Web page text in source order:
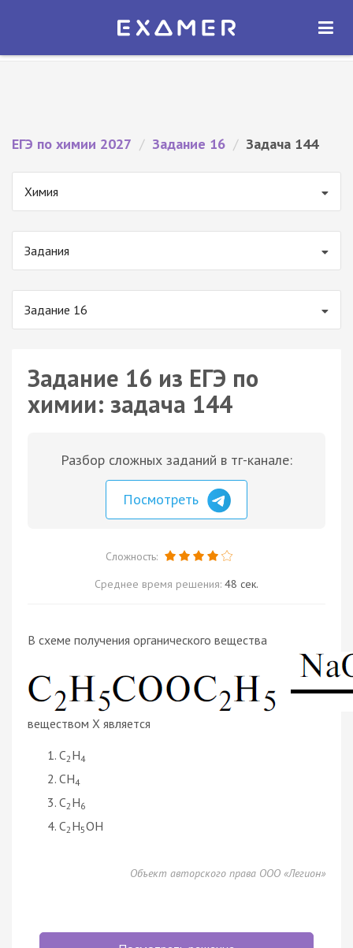
Экзамер — ЕГЭ 2027
ОТКРЫТЬ
ЕГЭ по химии 2027 / Задание 16 / Задача 144
Химия
Задания
Задание 16
Задание 16 из ЕГЭ по
химии: задача 144
Разбор сложных заданий в тг-канале:
Посмотреть
Сложность:
Среднее время решения: 48 сек.
В схеме получения органического вещества
веществом X является
C2 H4
CH4
C2 H6
C2 H5OH
Объект авторского права ООО «Легион»